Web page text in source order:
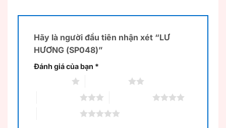
Hãy là người đầu tiên nhận xét “LƯ
HƯƠNG (SP048)”
Đánh giá của bạn *